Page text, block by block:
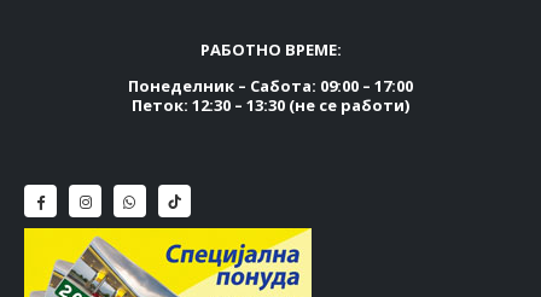
РАБОТНО ВРЕМЕ:
Понеделник – Сабота: 09:00 – 17:00
Петок: 12:30 – 13:30 (не се работи)